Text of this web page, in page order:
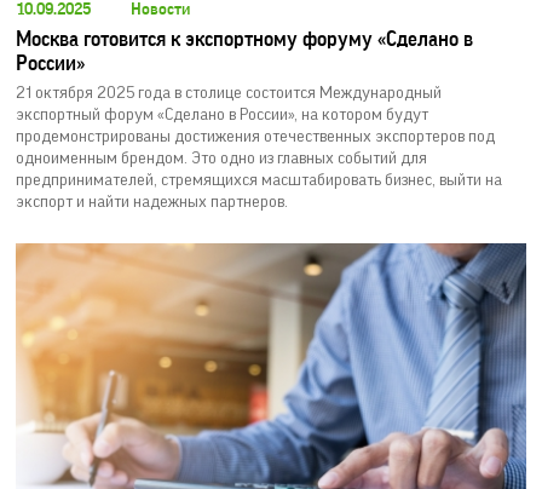
10.09.2025 Новости
Москва готовится к экспортному форуму «Сделано в
России»
21 октября 2025 года в столице состоится Международный
экспортный форум «Сделано в России», на котором будут
продемонстрированы достижения отечественных экспортеров под
одноименным брендом. Это одно из главных событий для
предпринимателей, стремящихся масштабировать бизнес, выйти на
экспорт и найти надежных партнеров.